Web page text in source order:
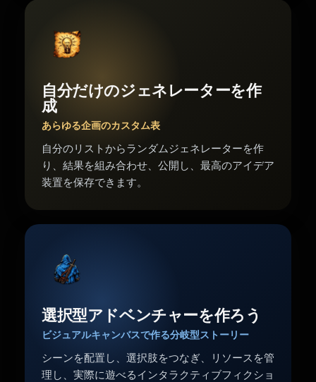
自分だけのジェネレーターを作
成
あらゆる企画のカスタム表
自分のリストからランダムジェネレーターを作
り、結果を組み合わせ、公開し、最高のアイデア
装置を保存できます。
選択型アドベンチャーを作ろう
ビジュアルキャンバスで作る分岐型ストーリー
シーンを配置し、選択肢をつなぎ、リソースを管
理し、実際に遊べるインタラクティブフィクショ